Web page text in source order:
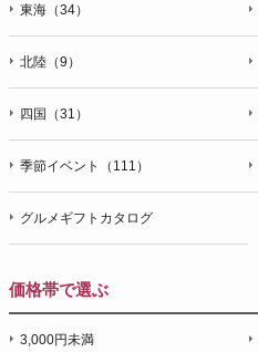
東海（34）
北陸（9）
四国（31）
季節イベント（111）
グルメギフトカタログ
価格帯で選ぶ
3,000円未満